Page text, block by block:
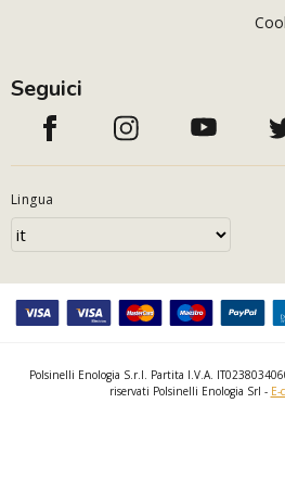
Seguici
Lingua
Polsinelli Enologia S.r.l. Partita I.V.A.
riservati Polsinelli Enologia Srl - E-